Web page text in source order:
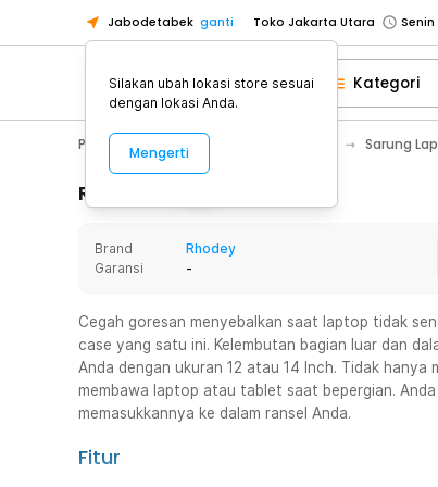
Jabodetabek ganti Toko Jakarta Utara
Toko Tangerang
Toko Cikupa
Pick n Go Jakarta Barat
Pick n Go Bekasi
Senin -
Senin -
Toko Tangerang
Toko Cikupa
Pick n Go Jakarta Barat
Pick n Go Bekasi
Senin -
Senin -
Kategori
PC & Laptop Notebook Bag & Case Sarung
Rincian Produk
Brand
Rhodey
Garansi
-
Cegah goresan menyebalkan saat laptop tidak
case yang satu ini. Kelembutan bagian luar dan
Anda dengan ukuran 12 atau 14 Inch. Tidak hanya
membawa laptop atau tablet saat bepergian.
memasukkannya ke dalam ransel Anda.
Fitur
Silakan ubah lokasi store sesuai
dengan lokasi Anda.
Mengerti